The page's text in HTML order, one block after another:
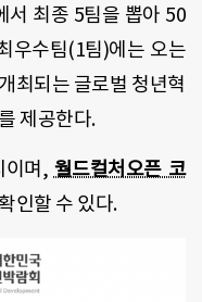
서 최종 5팀을 뽑아 50
우수팀(1팀)에는 오는
최되는 글로벌 청년혁
제공한다.
며 , 월드컬처오픈 코
인할 수 있다.